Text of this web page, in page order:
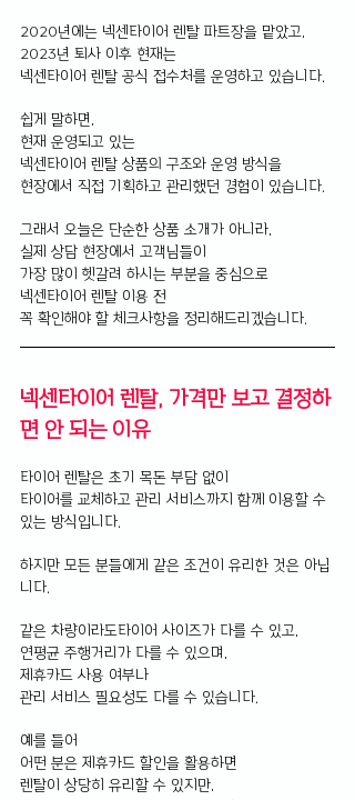
2020년에는 넥센타이어 렌탈 파트장을 맡았고,
2023년 퇴사 이후 현재는
넥센타이어 렌탈 공식 접수처를 운영하고 있습니다.
쉽게 말하면,
현재 운영되고 있는
넥센타이어 렌탈 상품의 구조와 운영 방식을
현장에서 직접 기획하고 관리했던 경험이 있습니다.
그래서 오늘은 단순한 상품 소개가 아니라,
실제 상담 현장에서 고객님들이
가장 많이 헷갈려 하시는 부분을 중심으로
넥센타이어 렌탈 이용 전
꼭 확인해야 할 체크사항을 정리해드리겠습니다.
넥센타이어 렌탈, 가격만 보고 결정하
면 안 되는 이유
타이어 렌탈은 초기 목돈 부담 없이
타이어를 교체하고 관리 서비스까지 함께 이용할 수
있는 방식입니다.
하지만 모든 분들에게 같은 조건이 유리한 것은 아닙
니다.
같은 차량이라도타이어 사이즈가 다를 수 있고,
연평균 주행거리가 다를 수 있으며,
제휴카드 사용 여부나
관리 서비스 필요성도 다를 수 있습니다.
예를 들어
어떤 분은 제휴카드 할인을 활용하면
렌탈이 상당히 유리할 수 있지만,